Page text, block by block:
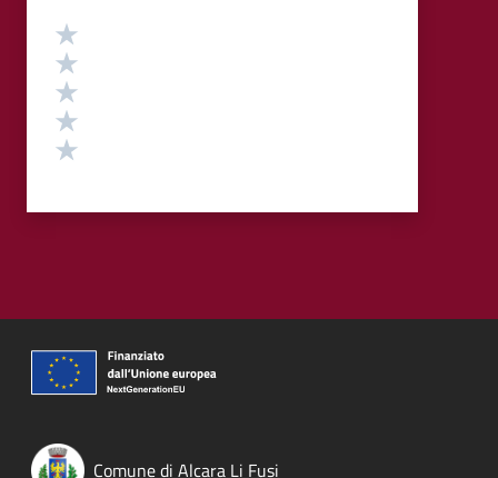
Valutazione
Comune di Alcara Li Fusi